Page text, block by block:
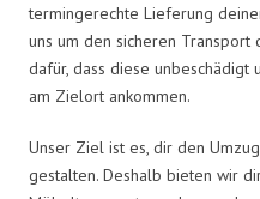
termingerechte Lieferung
uns um den sicheren
dafür, dass diese unbeschädigt
am Zielort ankommen.
Unser Ziel ist es, dir den
gestalten. Deshalb bieten wir